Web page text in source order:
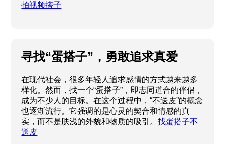
拍视频搭子
寻找“蛋搭子”，勇敢追求真爱
在现代社会，很多年轻人追求感情的方式越来越多
样化。然而，找一个“蛋搭子”，即志同道合的伴侣，
成为不少人的目标。在这个过程中，“不送皮”的概念
也逐渐流行。它强调的是心灵的契合和情感的真
实，而不是肤浅的外貌和物质的吸引。找蛋搭子不
送皮